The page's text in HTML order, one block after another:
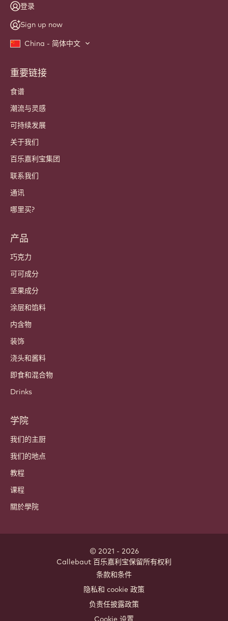
登录
Sign up now
China - 简体中文
Footer
Callebaut
重要链接
食谱
潮流与灵感
可持续发展
关于我们
百乐嘉利宝集团
联系我们
通讯
哪里买?
产品
巧克力
可可成分
坚果成分
涂层和馅料
内含物
装饰
浇头和酱料
即食和混合物
Drinks
学院
我们的主厨
我们的地点
教程
课程
關於學院
© 2021 - 2026
Callebaut 百乐嘉利宝保留所有权利
条款和条件
隐私和 cookie 政策
负责任披露政策
Cookie 设置